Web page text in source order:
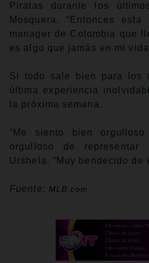
Piratas durante los
Mosquera. “Entonces
manager de Colombia que
es algo que jamás en mi
Si todo sale bien para los
última experiencia
la próxima semana.
“Me siento bien
orgulloso de
Urshela. “Muy bendecido de
Fuente: MLB.com